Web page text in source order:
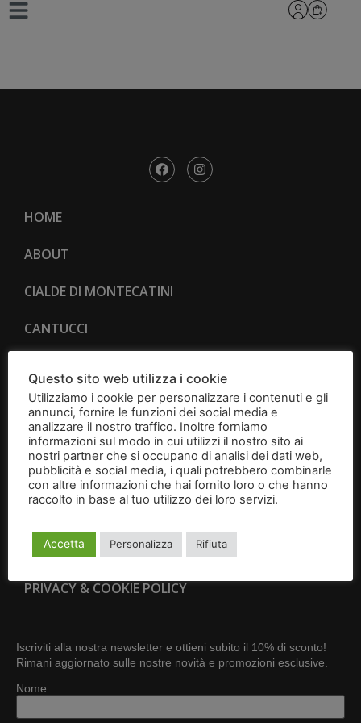
_L8A2142
HOME
ABOUT
CIALDE DI MONTECATINI
CANTUCCI
IDEE REGALO
CONTATTI
CONDIZIONI GENERALI DI VENDITA
DIVENTA RIVENDITORE
PRIVACY & COOKIE POLICY
Iscriviti alla nostra newsletter e ottieni subito il 10% di sconto!
Rimani aggiornato sulle nostre novità e promozioni esclusive.
Nome
Questo sito web utilizza i cookie
Utilizziamo i cookie per personalizzare i contenuti e gli
annunci, fornire le funzioni dei social media e
analizzare il nostro traffico. Inoltre forniamo
informazioni sul modo in cui utilizzi il nostro sito ai
nostri partner che si occupano di analisi dei dati web,
pubblicità e social media, i quali potrebbero combinarle
con altre informazioni che hai fornito loro o che hanno
raccolto in base al tuo utilizzo dei loro servizi.
Accetta Personalizza Rifiuta